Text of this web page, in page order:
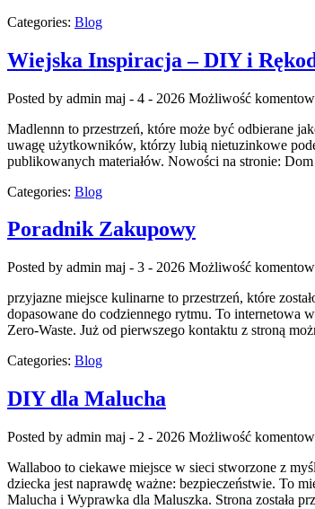
Categories: Blog
Wiejska Inspiracja – DIY i
Posted by admin maj - 4 - 2026 Możliwość
Madlennn to przestrzeń, które może być odbierane
uwagę użytkowników, którzy lubią nietuzinkowe
publikowanych materiałów. Nowości na stronie:
Categories: Blog
Poradnik Zakupowy
Posted by admin maj - 3 - 2026 Możliwość
przyjazne miejsce kulinarne to przestrzeń, które
dopasowane do codziennego rytmu. To internetowa
Zero-Waste. Już od pierwszego kontaktu z stroną
Categories: Blog
DIY dla Malucha
Posted by admin maj - 2 - 2026 Możliwość
Wallaboo to ciekawe miejsce w sieci stworzone z
dziecka jest naprawdę ważne: bezpieczeństwie. To
Malucha i Wyprawka dla Maluszka. Strona została